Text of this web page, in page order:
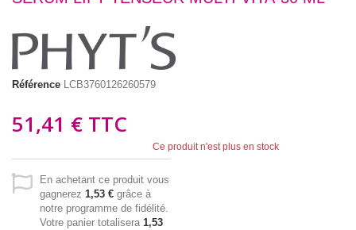
Référence LCB3760126260579
51,41 € TTC
Ce produit n'est plus en stock
En achetant ce produit vous
gagnerez 1,53 € grâce à
notre programme de fidélité.
Votre panier totalisera 1,53